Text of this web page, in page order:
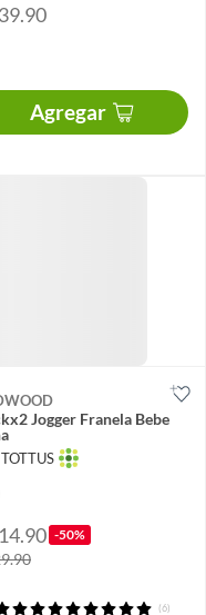
Agregar
Jogger Franela Bebe
-50%
(6)